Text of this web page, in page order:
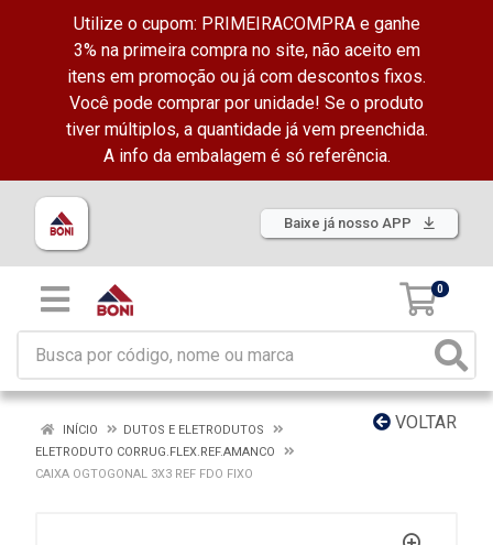
Utilize o cupom: PRIMEIRACOMPRA e ganhe
3% na primeira compra no site, não aceito em
itens em promoção ou já com descontos fixos.
Você pode comprar por unidade! Se o produto
tiver múltiplos, a quantidade já vem preenchida.
A info da embalagem é só referência.
Baixe já nosso APP
0
VOLTAR
INÍCIO
DUTOS E ELETRODUTOS
ELETRODUTO CORRUG.FLEX.REF.AMANCO
CAIXA OGTOGONAL 3X3 REF FDO FIXO